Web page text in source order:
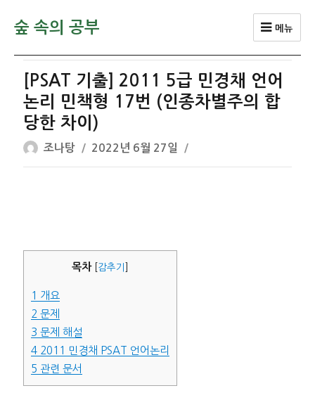
숲 속의 공부 메뉴
[PSAT 기출] 2011 5급 민경채 언어
논리 민책형 17번 (인종차별주의 합
당한 차이)
글
쓴
조나탕
작
성
2022년 6월 27일
목차 감추기
1 개요
2 문제
3 문제 해설
42011 민경채 PSAT 언어논리
5 관련 문서